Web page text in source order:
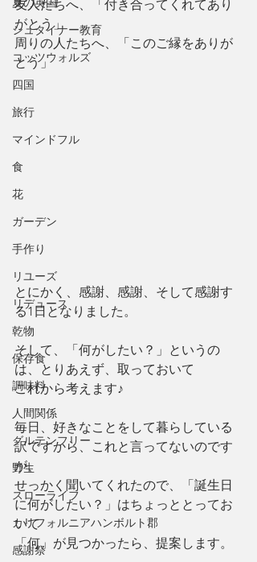
シュタイナー教育
コッツウォルズ
四国
旅行
マインドフル
食
花
ガーデン
手作り
リユーズ
リデュース
乾物
保存食
調味料
人間関係
グルテンフリー
野生
スローライフ
カリフォルニアハンボルト郡
感謝祭
友人たちへ、「付き合ってくれてあり
がとう」
周りの人たちへ、「このご縁をありが
とう」
とにかく、感謝、感謝、そして感謝す
る1日となりました。
そして、「何がしたい？」というの
は、とりあえず、取っておいて
これから考えます♪
毎日、好きなことをして暮らしている
訳ですから、これと言ってないのです
が、
せっかく聞いてくれたので、「誕生日
に何がしたい？」はちょっととってお
いて
「何」が見つかったら、提案します。